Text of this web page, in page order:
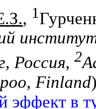
, 1
Россия, 2
Finland
эффект в